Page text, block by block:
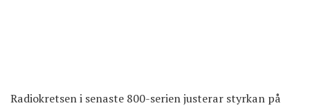
Radiokretsen i senaste 800-serien justerar styrkan på